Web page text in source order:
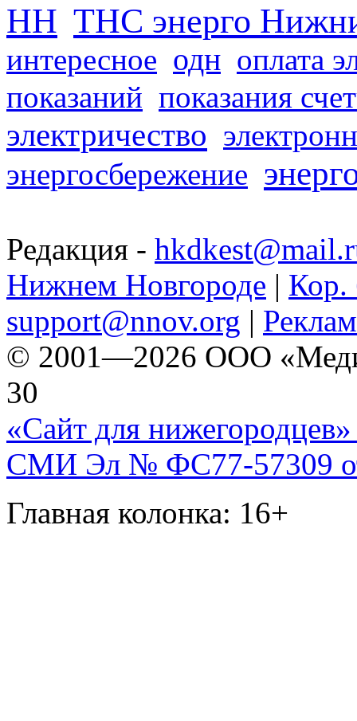
НН ТНС энерго
интересное одн оплата
показаний показания
электричество
энергосбережение
Редакция -
Нижнем Новгороде | Кор.
support@nnov.org |
© 2001—2026 ООО
30
«Сайт для нижегородцев»
СМИ Эл № ФС77-57309
Главная колонка: 16+